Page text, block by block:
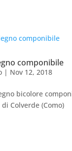
componibile
| Nov 12, 2018
bicolore
Colverde (Como)